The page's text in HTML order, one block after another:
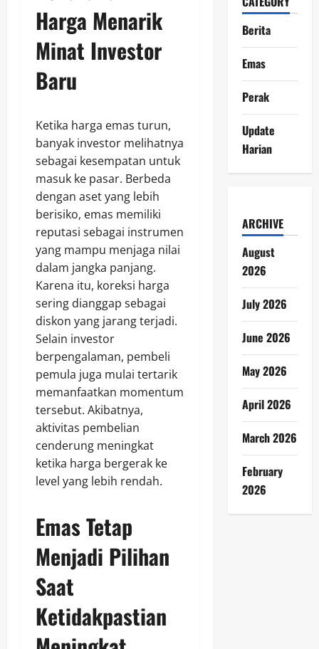
Harga Menarik
Minat Investor
Baru
Ketika harga emas turun,
banyak investor melihatnya
sebagai kesempatan untuk
masuk ke pasar. Berbeda
dengan aset yang lebih
berisiko, emas memiliki
reputasi sebagai instrumen
yang mampu menjaga nilai
dalam jangka panjang.
Karena itu, koreksi harga
sering dianggap sebagai
diskon yang jarang terjadi.
Selain investor
berpengalaman, pembeli
pemula juga mulai tertarik
memanfaatkan momentum
tersebut. Akibatnya,
aktivitas pembelian
cenderung meningkat
ketika harga bergerak ke
level yang lebih rendah.
Emas Tetap
Menjadi Pilihan
Saat
Ketidakpastian
Berita
Emas
Perak
Update
Harian
ARCHIVE
August
2026
July 2026
June 2026
May 2026
April 2026
March 2026
February
2026